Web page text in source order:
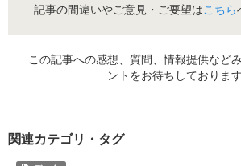
記事の間違いやご意見・ご要望はこちら
この記事への感想、質問、情報提供など
ントをお待ちしております
関連カテゴリ・タグ